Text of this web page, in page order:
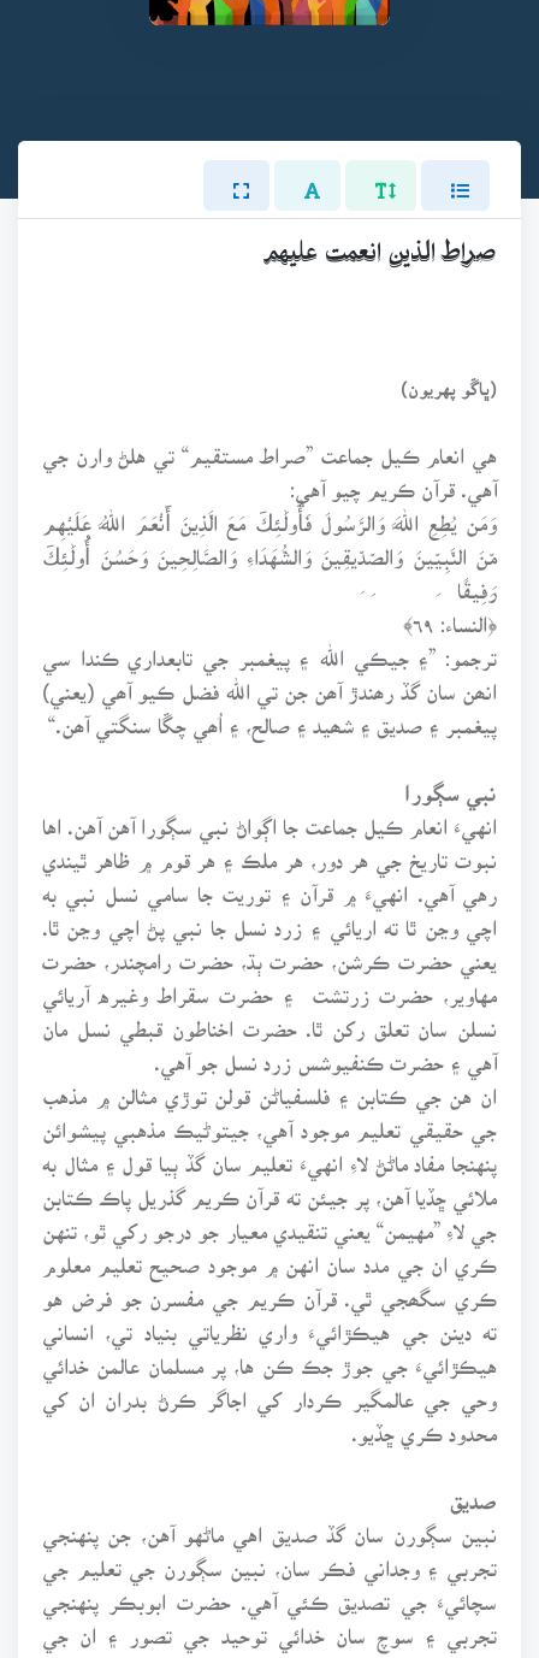
صراط الذين انعمت عليهم
(ڀاڱو پهريون)
هي انعام ڪيل جماعت ”صراط مستقيم“ تي هلڻ وارن جي
آهي. قرآن ڪريم چيو آهي:
وَمَن يُطِعِ اللَّهَ وَالرَّسُولَ فَأُولَٰئِكَ مَعَ الَّذِينَ أَنْعَمَ اللَّهُ عَلَيْهِم
مِّنَ النَّبِيِّينَ وَالصِّدِّيقِينَ وَالشُّهَدَاءِ وَالصَّالِحِينَ وَحَسُنَ أُولَٰئِكَ
رَفِيقًا
﴿النساء: ٦٩﴾
ترجمو: ”۽ جيڪي الله ۽ پيغمبر جي تابعداري ڪندا سي
انھن سان گڏ رھندڙ آھن جن تي الله فضل ڪيو آھي (يعني)
پيغمبر ۽ صديق ۽ شھيد ۽ صالح، ۽ اُھي چڱا سنگتي آھن.“
نبي سڳورا
انهيءَ انعام ڪيل جماعت جا اڳواڻ نبي سڳورا آهن آهن. اها
نبوت تاريخ جي هر دور، هر ملڪ ۽ هر قوم ۾ ظاهر ٿيندي
رهي آهي. انهيءَ ۾ قرآن ۽ توريت جا سامي نسل نبي به
اچي وڃن ٿا ته اريائي ۽ زرد نسل جا نبي پڻ اچي وڃن ٿا.
يعني حضرت ڪرشن، حضرت ٻڌ، حضرت رامچندر، حضرت
مهاوير، حضرت زرتشت ۽ حضرت سقراط وغيره آريائي
نسلن سان تعلق رکن ٿا. حضرت اخناطون قبطي نسل مان
آهي ۽ حضرت ڪنفيوشس زرد نسل جو آهي.
ان هن جي ڪتابن ۽ فلسفياڻن قولن توڙي مثالن ۾ مذهب
جي حقيقي تعليم موجود آهي، جيتوڻيڪ مذهبي پيشوائن
پنهنجا مفاد ماڻڻ لاءِ انهيءَ تعليم سان گڏ ٻيا قول ۽ مثال به
ملائي ڇڏيا آهن، پر جيئن ته قرآن ڪريم گذريل پاڪ ڪتابن
جي لاءِ ”مهيمن“ يعني تنقيدي معيار جو درجو رکي ٿو، تنهن
ڪري ان جي مدد سان انهن ۾ موجود صحيح تعليم معلوم
ڪري سگھجي ٿي. قرآن ڪريم جي مفسرن جو فرض هو
ته دينن جي هيڪڙائيءَ واري نظرياتي بنياد تي، انساني
هيڪڙائيءَ جي جوڙ جڪ ڪن ها، پر مسلمان عالمن خدائي
وحي جي عالمگير ڪردار کي اجاگر ڪرڻ بدران ان کي
محدود ڪري ڇڏيو.
نبين سڳورن سان گڏ صديق اهي ماڻهو آهن، جن پنهنجي
تجربي ۽ وجداني فڪر سان، نبين سڳورن جي تعليم جي
سچائيءَ جي تصديق ڪئي آهي. حضرت ابوبڪر پنهنجي
تجربي ۽ سوچ سان خدائي توحيد جي تصور ۽ ان جي